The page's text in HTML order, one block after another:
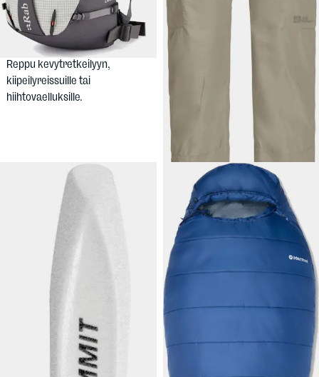
169,90 €
Latok 28
Reppu kevytretkeilyyn,
kiipeilyreissuille tai
hiihtovaelluksille.
Men's Barrier
Kesähousut miehille,
lahkeensuissa punkkeja
vastustavat sisämansetit.